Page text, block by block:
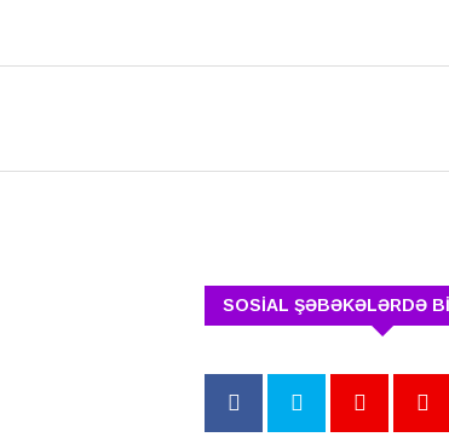
SOSİAL ŞƏBƏKƏLƏRDƏ